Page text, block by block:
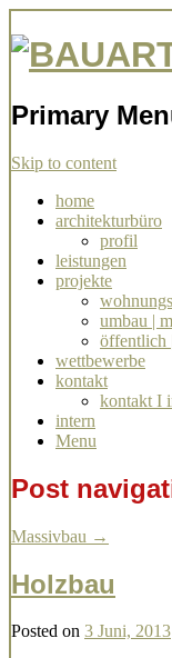
Ziegler
Primary
Skip to content
home
architekturbüro
profil
leistungen
projekte
umbau |
öffentlich
wettbewerbe
kontakt
kontakt I
intern
Menu
Post
Massivbau →
Holzbau
Posted on 3 Juni, 2013